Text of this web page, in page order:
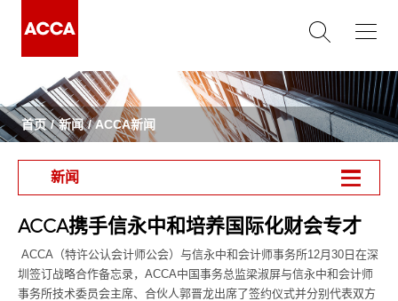
首页 新闻 ACCA新闻
新闻
ACCA携手信永中和培养国际化财会专才
ACCA（特许公认会计师公会）与信永中和会计师事务所12月30日在深
圳签订战略合作备忘录，ACCA中国事务总监梁淑屏与信永中和会计师
事务所技术委员会主席、合伙人郭晋龙出席了签约仪式并分别代表双方